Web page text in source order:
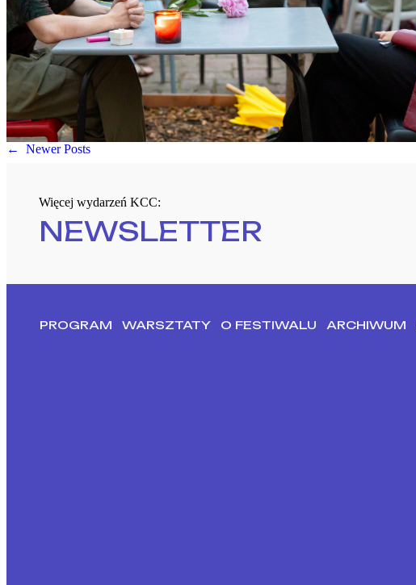
← Newer Posts
Więcej wydarzeń KCC:
NEWSLETTER
PROGRAM WARSZTATY O FESTIWALU ARCHIWUM